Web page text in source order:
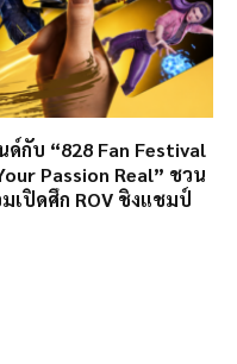
กับ “828 Fan Festival
Passion Real” ชวน
เปิดศึก ROV ชิงแชมป์